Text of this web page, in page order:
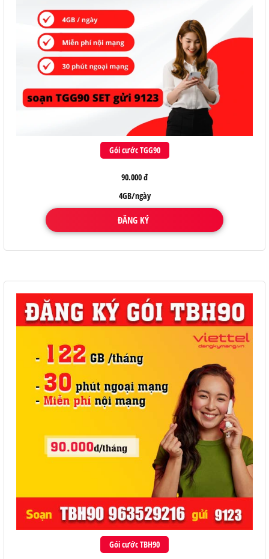
Gói cước TGG90
90.000 đ
4GB/ngày
ĐĂNG KÝ
Gói cước TBH90